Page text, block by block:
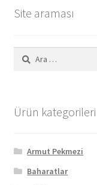
Site araması
Arama:
Ürün kategorileri
Armut Pekmezi
Baharatlar